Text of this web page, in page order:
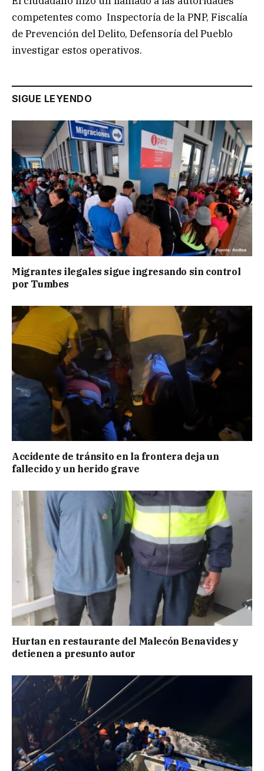
competentes como Inspectoría de la PNP, Fiscalía
de Prevención del Delito, Defensoría del Pueblo
investigar estos operativos.
SIGUE LEYENDO
Migrantes ilegales sigue ingresando sin control
por Tumbes
Accidente de tránsito en la frontera deja un
fallecido y un herido grave
Hurtan en restaurante del Malecón Benavides y
detienen a presunto autor